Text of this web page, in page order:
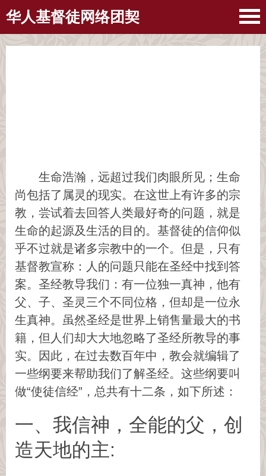
华人基督徒网络团契
生命浩瀚，远超过我们肉眼所见；生命
尚包括了属灵的现实。在这世上有许多的宗
教，尝试着去回答人类最好奇的问题，就是
生命的起源及生活的目的。基督徒的信仰似
乎不过就是诸多宗教中的一个。但是，只有
基督教宣称：人的问题只能在圣经中找到答
案。圣经教导我们：有一位独一真神，他有
父、子、圣灵三个不同位格，但却是一位永
生真神。虽然圣经是世界上销售量最大的书
籍，但人们却大大地忽略了圣经所教导的事
实。因此，在过去数百年中，教会就编辑了
一些纲要来帮助我们了解圣经。这些纲要叫
做“使徒信经”，总共有十二条，如下所述：
一、我信神，全能的父，创
造天地的主: